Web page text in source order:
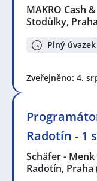
MAKRO Cash
Stodůlky, Praha
Plný úvazek
Zveřejněno: 4.
Radotín - 1
Schäfer - Menk
Radotín, Praha